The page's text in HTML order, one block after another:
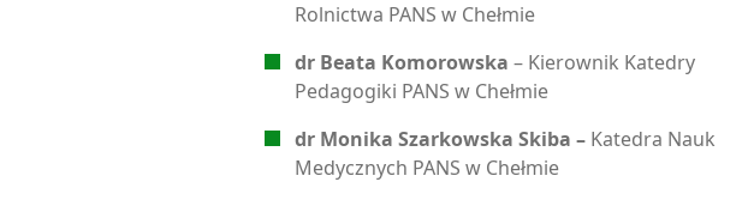
Rolnictwa PANS w Chełmie
dr Beata Komorowska – Kierownik Katedry
Pedagogiki PANS w Chełmie
dr Monika Szarkowska Skiba – Katedra Nauk
Medycznych PANS w Chełmie